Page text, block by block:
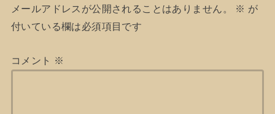
メールアドレスが公開されることはありません。 ※ が
付いている欄は必須項目です
コメント ※